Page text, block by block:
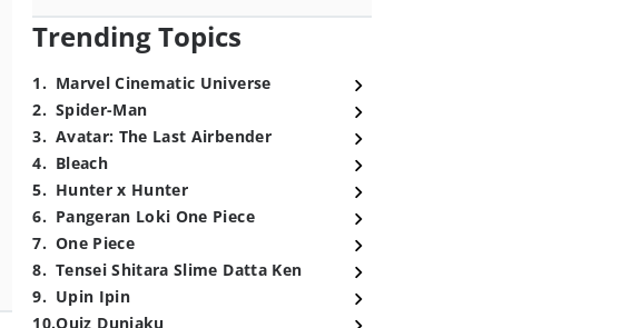
Trending Topics
1. Marvel Cinematic Universe
2. Spider-Man
3. Avatar: The Last Airbender
4. Bleach
5. Hunter x Hunter
6. Pangeran Loki One Piece
7. One Piece
8. Tensei Shitara Slime Datta Ken
9. Upin Ipin
10.Quiz Duniaku